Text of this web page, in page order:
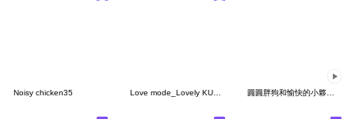
Noisy chicken35 圓圓胖狗和愉快的小夥伴們